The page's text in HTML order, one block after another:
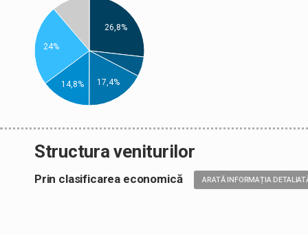
26,8%
24%
14,8% 17,4%
Structura veniturilor
Prin clasificarea economică ARATĂ INFORMAȚIA